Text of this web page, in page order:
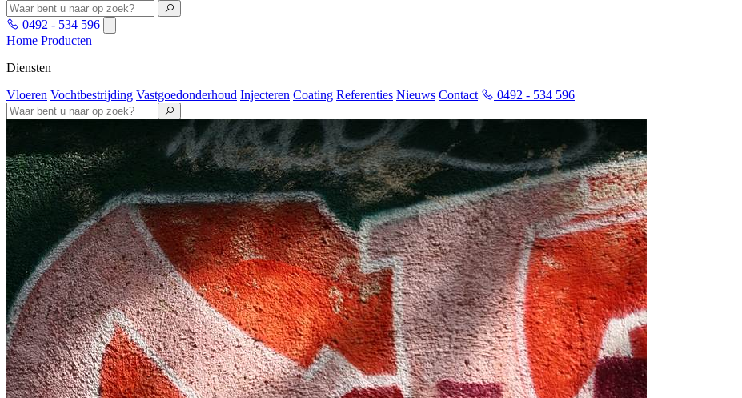
0492 - 534 596
Home Producten
Diensten
Vloeren Vochtbestrijding Vastgoedonderhoud Injecteren Coating Referenties Nieuws Contact 0492 - 534 596